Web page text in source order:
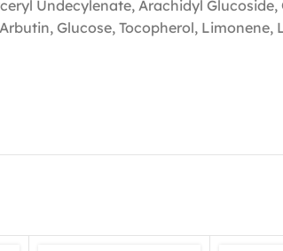
Undecylenate, Arachidyl Glucoside,
Glucose, Tocopherol, Limonene,